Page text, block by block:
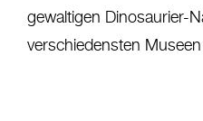
gewaltigen Dinosaurier-
verschiedensten